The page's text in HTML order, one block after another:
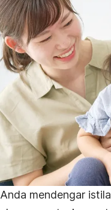
mendengar